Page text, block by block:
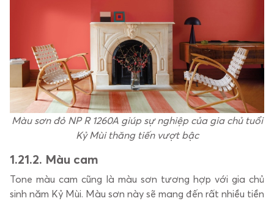
Màu sơn đỏ NP R 1260A giúp sự nghiệp của gia chủ tuổi
Kỷ Mùi thăng tiến vượt bậc
1.21.2. Màu cam
Tone màu cam cũng là màu sơn tương hợp với gia chủ
sinh năm Kỷ Mùi. Màu sơn này sẽ mang đến rất nhiều tiền